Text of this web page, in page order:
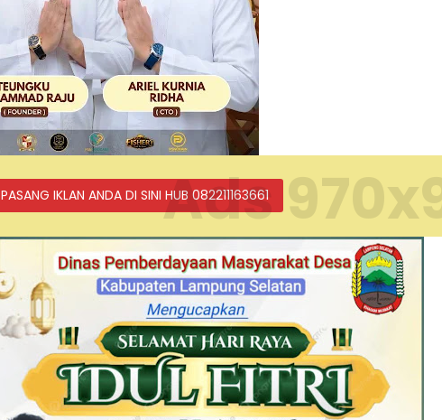
PASANG IKLAN ANDA DI SINI HUB 082211163661
Ads